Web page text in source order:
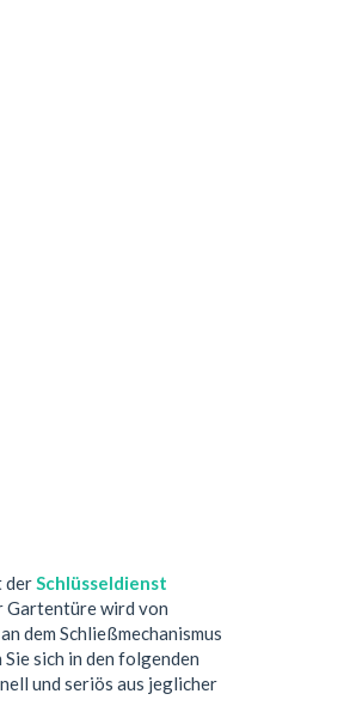
derSchlüsseldienst
Gartentüre wird von
dem Schließmechanismus
sich in den folgenden
und seriös aus jeglicher